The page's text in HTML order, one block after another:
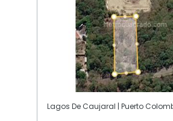
Lagos De Caujaral | Puerto